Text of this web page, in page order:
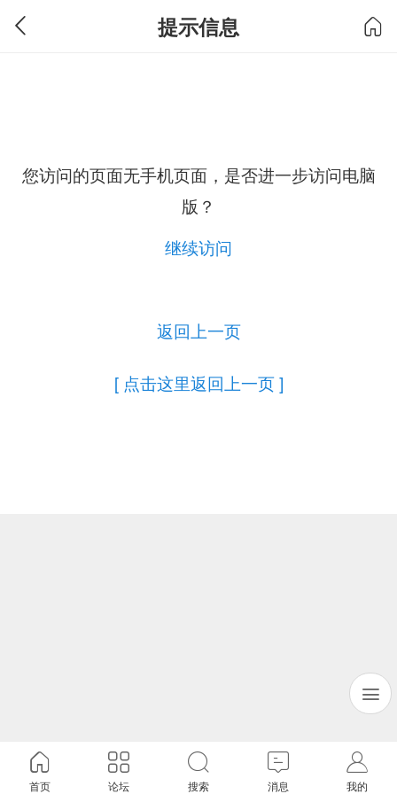
提示信息
您访问的页面无手机页面，是否进一步访问电脑
版？
继续访问
返回上一页
[ 点击这里返回上一页 ]
首页 论坛 搜索 消息 我的